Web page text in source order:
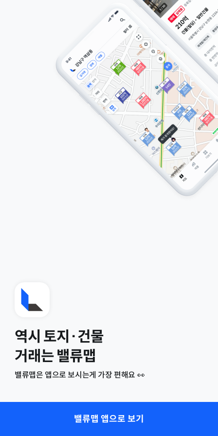
역시 토지·건물
거래는 밸류맵
밸류맵은 앱으로 보시는게 가장 편해요 👀
밸류맵 앱으로 보기